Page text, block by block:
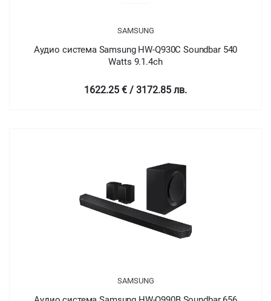
SAMSUNG
Аудио система Samsung HW-Q930C Soundbar 540
Watts 9.1.4ch
1622.25 € / 3172.85 лв.
SAMSUNG